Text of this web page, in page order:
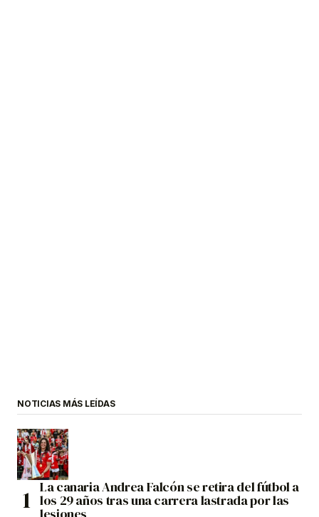
NOTICIAS MÁS LEÍDAS
La canaria Andrea Falcón se retira del fútbol a
los 29 años tras una carrera lastrada por las